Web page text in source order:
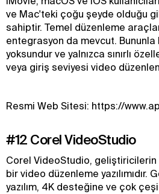
ve Mac'teki çoğu şeyde olduğu
sahiptir. Temel düzenleme
entegrasyon da mevcut.
yoksundur ve yalnızca sınırlı
veya giriş seviyesi video
Resmi Web Sitesi: https://
#12 Corel VideoStudio
Corel VideoStudio, geliştiricilerin
bir video düzenleme
yazılım, 4K desteğine ve çok